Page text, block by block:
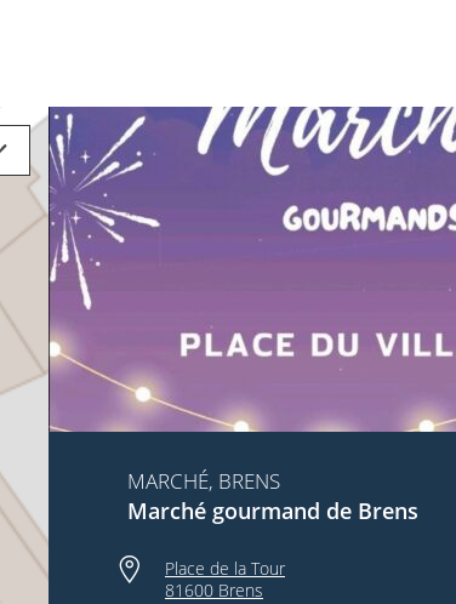
MARCHÉ, BRENS
Marché gourmand de Brens
Place de la Tour
81600 Brens